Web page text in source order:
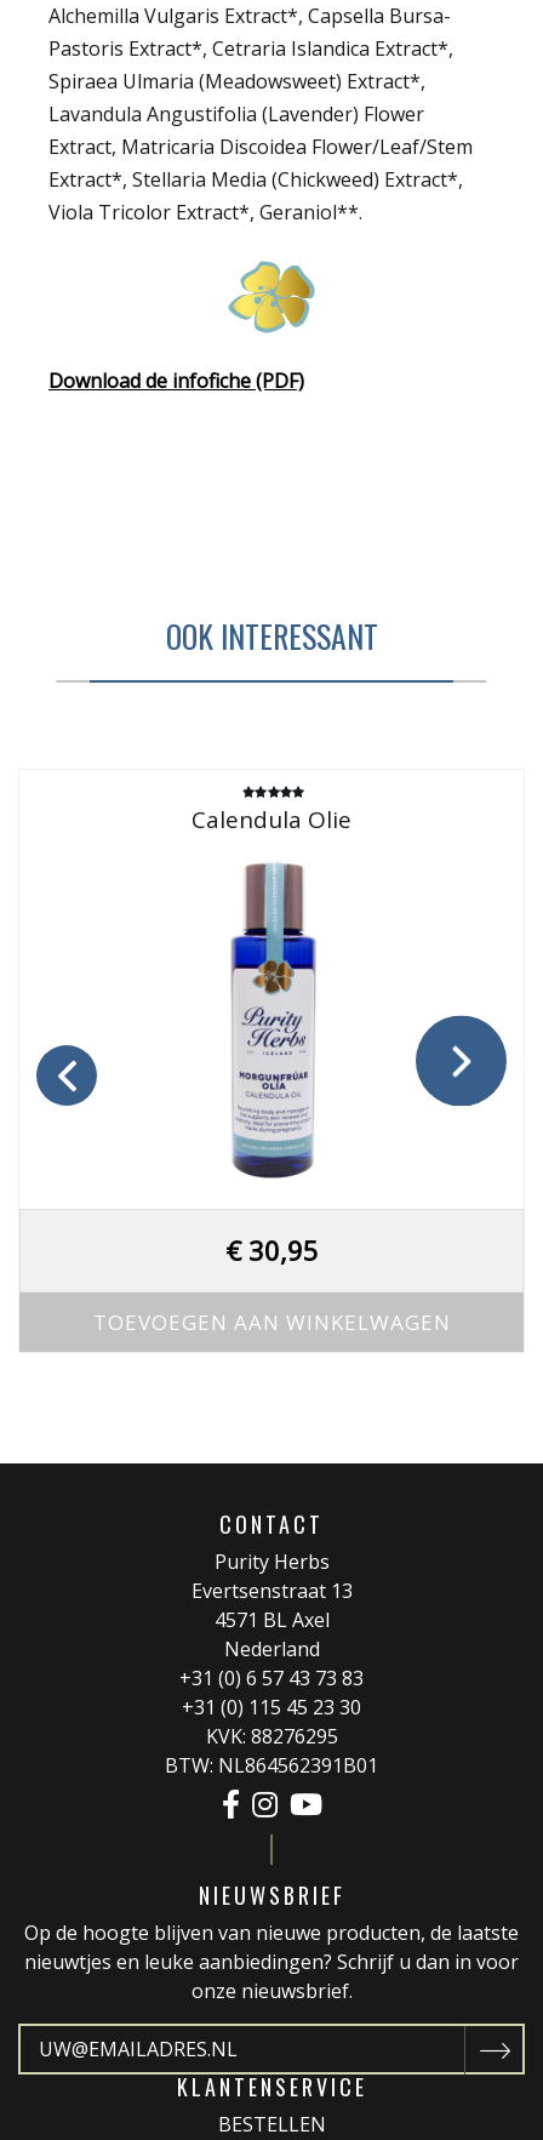
Alchemilla Vulgaris Extract*, Capsella Bursa-
Pastoris Extract*, Cetraria Islandica Extract*,
Spiraea Ulmaria (Meadowsweet) Extract*,
Lavandula Angustifolia (Lavender) Flower
Extract, Matricaria Discoidea Flower/Leaf/Stem
Extract*, Stellaria Media (Chickweed) Extract*,
Viola Tricolor Extract*, Geraniol**.
Download de infofiche (PDF)
OOK INTERESSANT
5.00
uit 5
Calendula Olie
€30,95
TOEVOEGEN AAN WINKELWAGEN
CONTACT
Purity Herbs
Evertsenstraat 13
4571 BL Axel
Nederland
+31 (0) 6 57 43 73 83
+31 (0) 115 45 23 30
KVK: 88276295
BTW: NL864562391B01
NIEUWSBRIEF
Op de hoogte blijven van nieuwe producten, de laatste
nieuwtjes en leuke aanbiedingen? Schrijf u dan in voor
onze nieuwsbrief.
KLANTENSERVICE
BESTELLEN